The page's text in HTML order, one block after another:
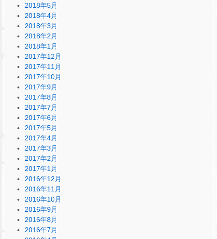
2018年5月
2018年4月
2018年3月
2018年2月
2018年1月
2017年12月
2017年11月
2017年10月
2017年9月
2017年8月
2017年7月
2017年6月
2017年5月
2017年4月
2017年3月
2017年2月
2017年1月
2016年12月
2016年11月
2016年10月
2016年9月
2016年8月
2016年7月